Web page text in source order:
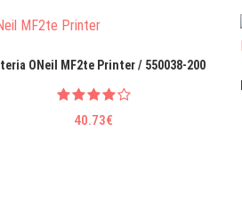
ONeil MF2te Printer / 550038-200
40.73€